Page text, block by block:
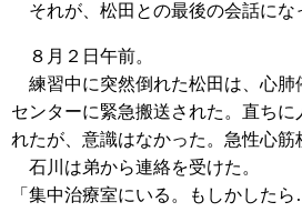
それが、松田との最後の会話にな
８月２日午前。
練習中に突然倒れた松田は、心肺
センターに緊急搬送された。直ちに
れたが、意識はなかった。急性心筋
石川は弟から連絡を受けた。
「集中治療室にいる。もしかした